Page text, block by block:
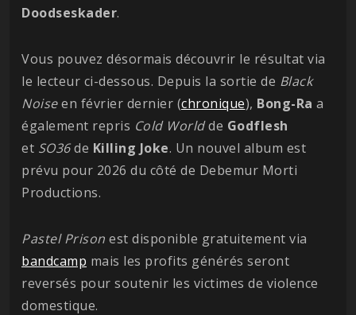
Doodseskader.
Vous pouvez désormais découvrir le résultat via
le lecteur ci-dessous. Depuis la sortie de Black
Noiseen février dernier (chronique), Bong-Ra a
également repris Cold Worldde Godflesh
et SO36de Killing Joke. Un nouvel album est
prévu pour 2026 du côté de Debemur Morti
Productions.
Pastel Prison est disponible gratuitement via
bandcamp mais les profits générés seront
reversés pour soutenir les victimes de violence
domestique.